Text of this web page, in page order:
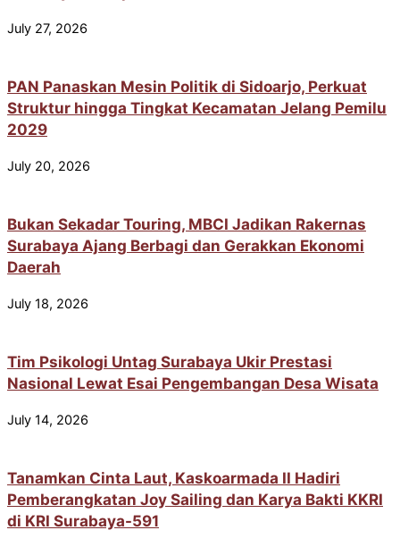
July 27, 2026
PAN Panaskan Mesin Politik di Sidoarjo, Perkuat
Struktur hingga Tingkat Kecamatan Jelang Pemilu
2029
July 20, 2026
Bukan Sekadar Touring, MBCI Jadikan Rakernas
Surabaya Ajang Berbagi dan Gerakkan Ekonomi
Daerah
July 18, 2026
Tim Psikologi Untag Surabaya Ukir Prestasi
Nasional Lewat Esai Pengembangan Desa Wisata
July 14, 2026
Tanamkan Cinta Laut, Kaskoarmada II Hadiri
Pemberangkatan Joy Sailing dan Karya Bakti KKRI
di KRI Surabaya-591